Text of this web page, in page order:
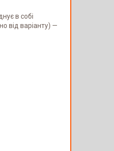
в собі
від варіанту) —